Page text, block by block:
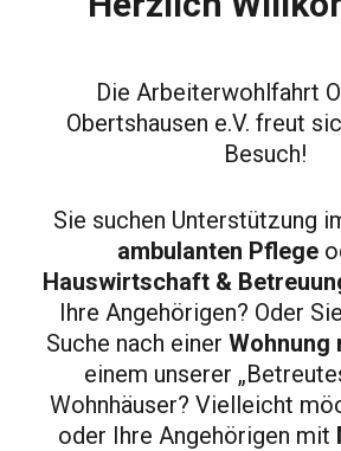
AWO Bistros
Die Arbeiterwohlfahrt
Obertshausen e.V. freut
Besuch!
Sie suchen Unterstützung
ambulanten Pflege
Hauswirtschaft &
Ihre Angehörigen? Oder
Suche nach einerWohnung
einem unserer
Wohnhäuser? Vielleicht
oder Ihre Angehörigen mit